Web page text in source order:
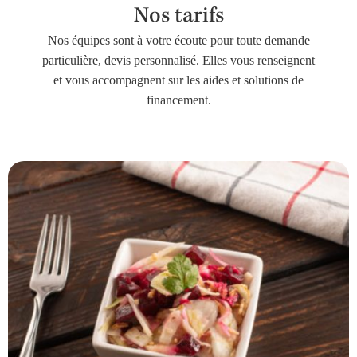
Nos tarifs
Nos équipes sont à votre écoute pour toute demande
particulière, devis personnalisé. Elles vous renseignent
et vous accompagnent sur les aides et solutions de
financement.